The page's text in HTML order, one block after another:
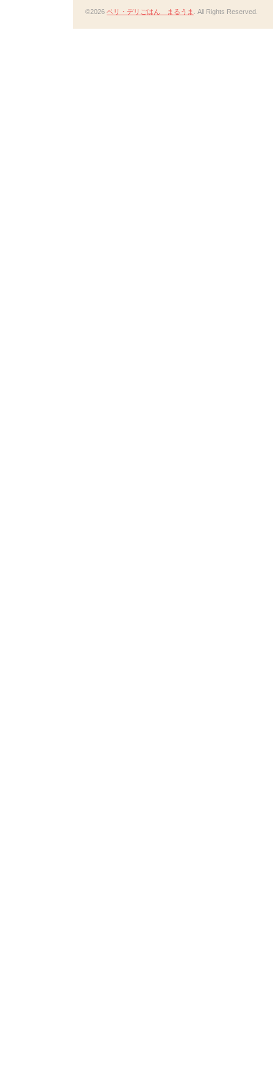
©2026 ベリ・デリごはん まるうま . All Rights Reserved.